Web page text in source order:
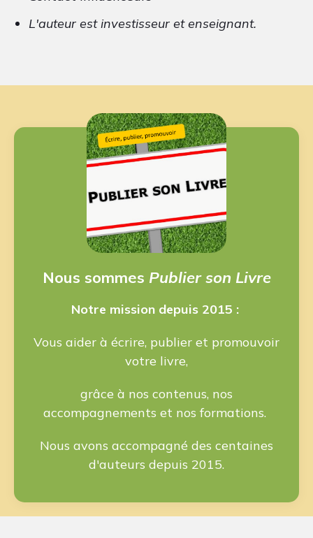
L'auteur est investisseur et enseignant.
Nous sommes Publier son Livre
Notre mission depuis 2015 :
Vous aider à écrire, publier et promouvoir
votre livre,
grâce à nos contenus, nos
accompagnements et nos formations.
Nous avons accompagné des centaines
d'auteurs depuis 2015.